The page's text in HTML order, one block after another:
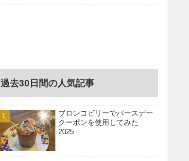
過去30日間の人気記事
ブロンコビリーでバースデー
クーポンを使用してみた
2025